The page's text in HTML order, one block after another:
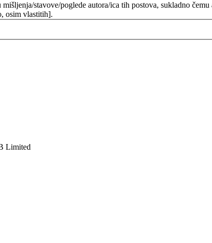
stavove/poglede autora/ica tih postova, sukladno
osim vlastitih].
Limited